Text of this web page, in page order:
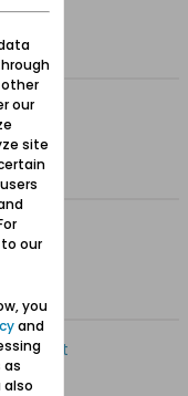
our
site
our
you
and
as
also